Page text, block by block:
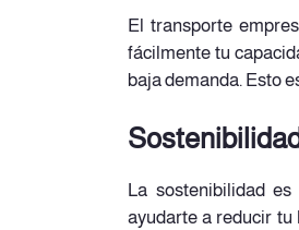
El transporte
fácilmente tu
baja demanda. Esto
La sostenibilidad
ayudarte a reducir tu